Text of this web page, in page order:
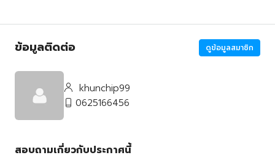
ข้อมูลติดต่อ ดูข้อมูลสมาชิก
khunchip99
0625166456
สอบถามเกี่ยวกับประกาศนี้